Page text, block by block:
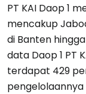
PT KAI Daop 1
mencakup
di Banten
data Daop 1 PT
terdapat 429